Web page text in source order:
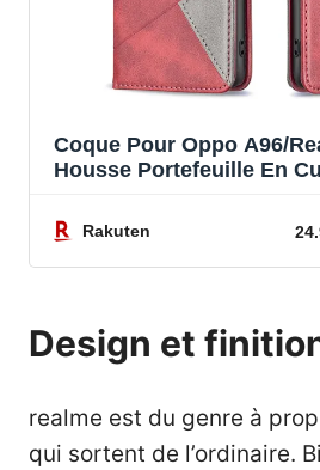
Coque Pour Oppo A96/
Housse Portefeuille En
Antichoc Magnétique Flip
Cartes
Rakuten
Design et
realme est du genre à
qui sortent de l’ordinaire.